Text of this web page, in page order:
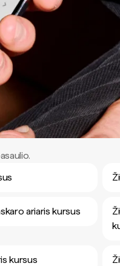
ariaris kursus
kursus